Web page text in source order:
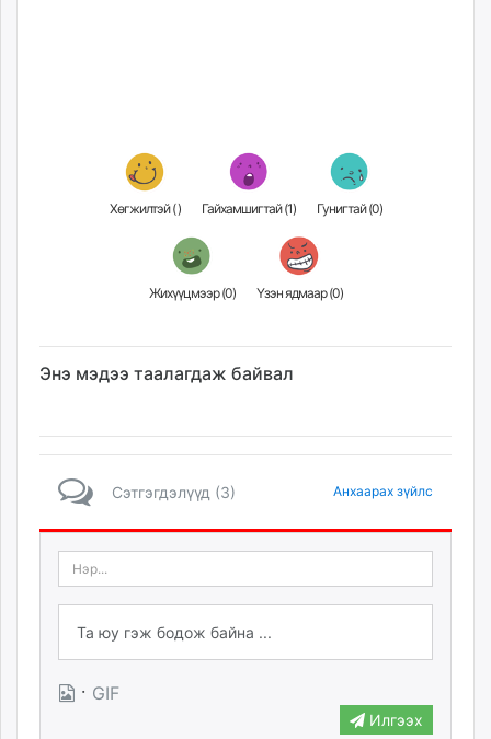
Хөгжилтэй () Гайхамшигтай (1) Гунигтай (0)
Жихүүцмээр (0) Үзэн ядмаар (0)
Энэ мэдээ таалагдаж байвал
Сэтгэгдэлүүд (3) Анхаарах зүйлс
· GIF
Илгээх